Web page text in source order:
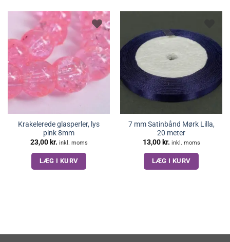
Krakelerede glasperler, lys
pink 8mm
23,00 kr. inkl. moms
LÆG I KURV
7 mm Satinbånd Mørk Lilla,
20 meter
13,00 kr. inkl. moms
LÆG I KURV